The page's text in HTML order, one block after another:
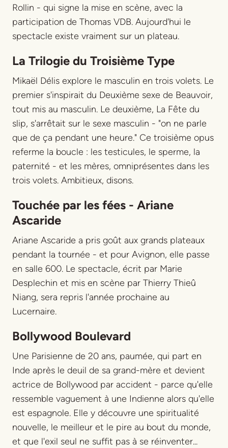
Rollin - qui signe la mise en scène, avec la
participation de Thomas VDB. Aujourd'hui le
spectacle existe vraiment sur un plateau.
La Trilogie du Troisième Type
Mikaël Délis explore le masculin en trois volets. Le
premier s'inspirait du Deuxième sexe de Beauvoir,
tout mis au masculin. Le deuxième, La Fête du
slip, s'arrêtait sur le sexe masculin - "on ne parle
que de ça pendant une heure." Ce troisième opus
referme la boucle : les testicules, le sperme, la
paternité - et les mères, omniprésentes dans les
trois volets. Ambitieux, disons.
Touchée par les fées - Ariane
Ascaride
Ariane Ascaride a pris goût aux grands plateaux
pendant la tournée - et pour Avignon, elle passe
en salle 600. Le spectacle, écrit par Marie
Desplechin et mis en scène par Thierry Thieû
Niang, sera repris l'année prochaine au
Lucernaire.
Bollywood Boulevard
Une Parisienne de 20 ans, paumée, qui part en
Inde après le deuil de sa grand-mère et devient
actrice de Bollywood par accident - parce qu'elle
ressemble vaguement à une Indienne alors qu'elle
est espagnole. Elle y découvre une spiritualité
nouvelle, le meilleur et le pire au bout du monde,
et que l'exil seul ne suffit pas à se réinventer...